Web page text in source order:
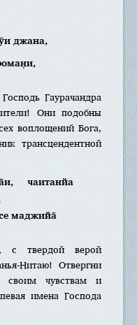
джана,
Гаурачандра
Они подобны
воплощений Бога,
трансцендентной
чаитанйа
маджийа̄
с твердой верой
Нитаю! Отвергни
своим чувствам и
имена Господа